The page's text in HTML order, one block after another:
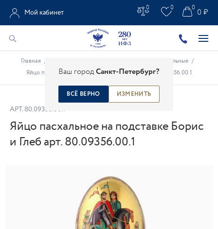
Ваш городСанкт-Петербург?
ВСЁ ВЕРНО ИЗМЕНИТЬ
Мой кабинет
0 0 0 ₽
0
Главная / Яйца пасхальные /
Яйцо пасхальное на подставке Борис и Глеб арт. 80.09356.00.1
АРТ. 80.09356.00.1
Яйцо пасхальное на подставке Борис
и Глеб арт. 80.09356.00.1